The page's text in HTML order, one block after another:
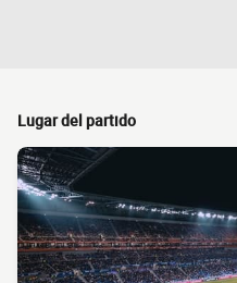
Lugar del partido